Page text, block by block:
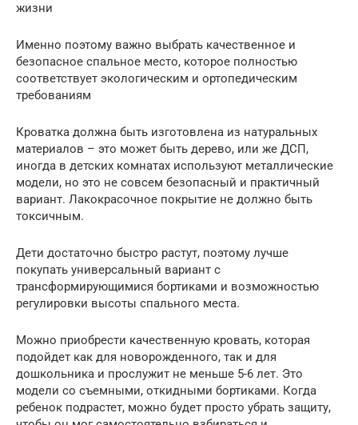
жизни
Именно поэтому важно выбрать качественное и
безопасное спальное место, которое полностью
соответствует экологическим и ортопедическим
требованиям
Кроватка должна быть изготовлена из натуральных
материалов – это может быть дерево, или же ДСП,
иногда в детских комнатах используют металлические
модели, но это не совсем безопасный и практичный
вариант. Лакокрасочное покрытие не должно быть
токсичным.
Дети достаточно быстро растут, поэтому лучше
покупать универсальный вариант с
трансформирующимися бортиками и возможностью
регулировки высоты спального места.
Можно приобрести качественную кровать, которая
подойдет как для новорожденного, так и для
дошкольника и прослужит не меньше 5-6 лет. Это
модели со съемными, откидными бортиками. Когда
ребенок подрастет, можно будет просто убрать защиту,